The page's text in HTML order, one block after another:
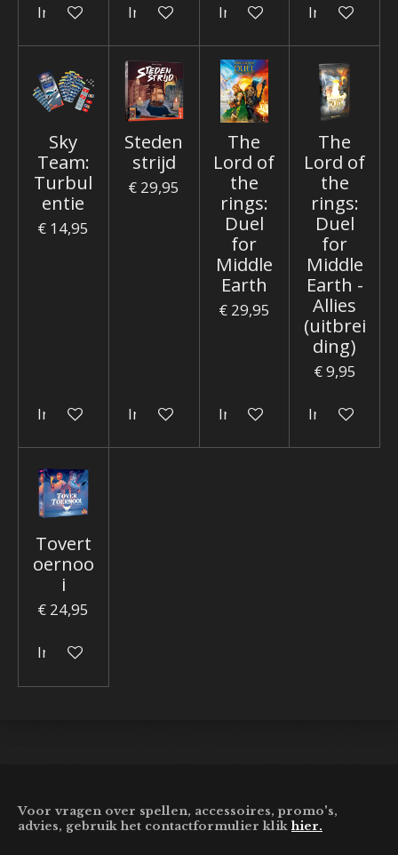
In winkelwagenIn winkelwagenIn winkelwagenIn
Sky
Team:
Turbul
entie
€ 14,95
In winkelwagen
Steden
strijd
€ 29,95
In winkelwagen
The
Lord of
the
rings:
Duel
for
Middle
Earth
€ 29,95
In winkelwagen
The
Lord of
the
rings:
Duel
for
Middle
Earth -
Allies
(uitbrei
ding)
€ 9,95
In
Tovert
oernoo
i
€ 24,95
In winkelwagen
Voor vragen over spellen, accessoires, promo's,
advies, gebruik het contactformulier klikhier.